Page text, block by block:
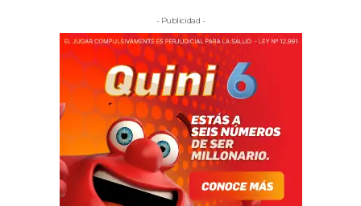
- Publicidad -